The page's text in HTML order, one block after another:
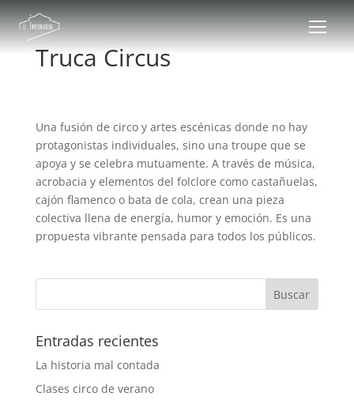
Truca Circus
Una fusión de circo y artes escénicas donde no hay
protagonistas individuales, sino una troupe que se
apoya y se celebra mutuamente. A través de música,
acrobacia y elementos del folclore como castañuelas,
cajón flamenco o bata de cola, crean una pieza
colectiva llena de energía, humor y emoción. Es una
propuesta vibrante pensada para todos los públicos.
Entradas recientes
La historia mal contada
Clases circo de verano